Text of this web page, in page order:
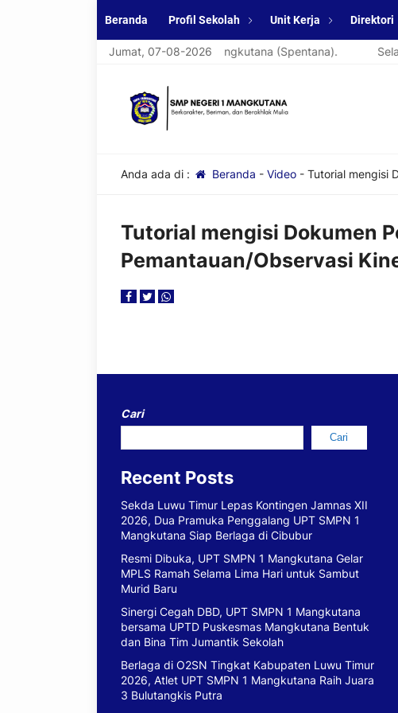
Beranda Profil Sekolah Unit Kerja Direktori
Jumat, 07-08-2026
datang di website resmi SMPN 1 Mangkutana (Spentana).
Anda ada di : Beranda - Video- Tutorial mengisi
Tutorial mengisi Dokumen
Pemantauan/Observasi
Cari
Cari
Recent Posts
Sekda Luwu Timur Lepas Kontingen Jamnas XII
2026, Dua Pramuka Penggalang UPT SMPN 1
Mangkutana Siap Berlaga di Cibubur
Resmi Dibuka, UPT SMPN 1 Mangkutana Gelar
MPLS Ramah Selama Lima Hari untuk Sambut
Murid Baru
Sinergi Cegah DBD, UPT SMPN 1 Mangkutana
bersama UPTD Puskesmas Mangkutana Bentuk
dan Bina Tim Jumantik Sekolah
Berlaga di O2SN Tingkat Kabupaten Luwu Timur
2026, Atlet UPT SMPN 1 Mangkutana Raih Juara
3 Bulutangkis Putra